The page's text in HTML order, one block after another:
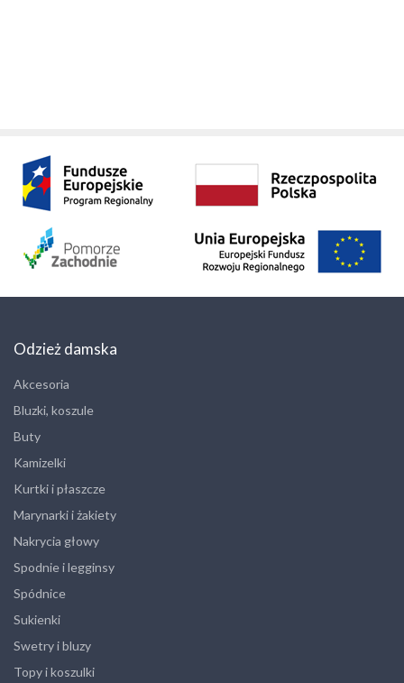
Odzież damska
Akcesoria
Bluzki, koszule
Buty
Kamizelki
Kurtki i płaszcze
Marynarki i żakiety
Nakrycia głowy
Spodnie i legginsy
Spódnice
Sukienki
Swetry i bluzy
Topy i koszulki